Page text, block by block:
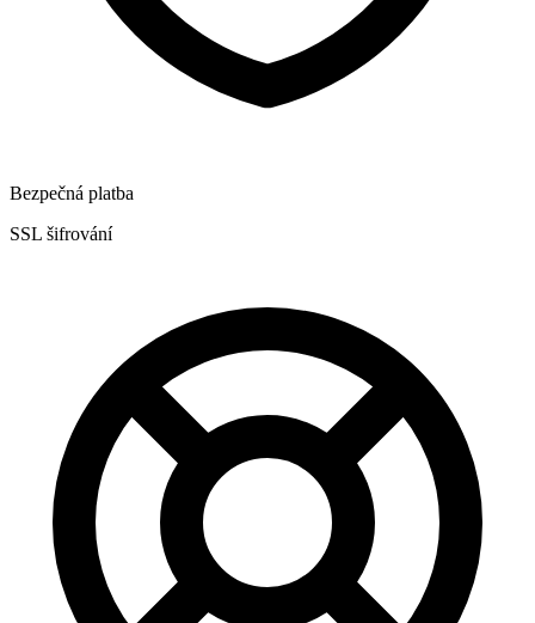
Bezpečná platba
SSL šifrování